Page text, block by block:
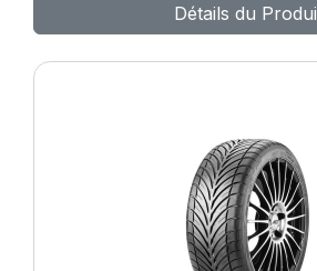
(MO)
Détails du